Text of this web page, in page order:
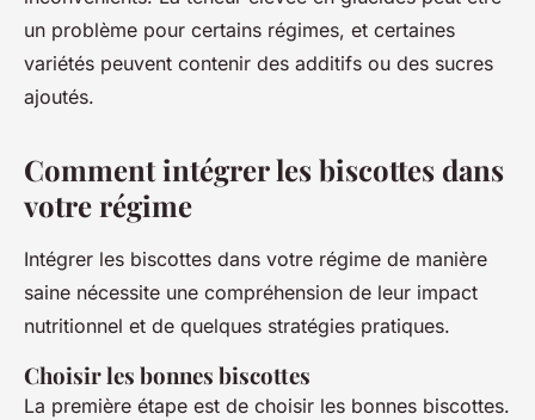
un problème pour certains régimes, et certaines
variétés peuvent contenir des additifs ou des sucres
ajoutés.
Comment intégrer les biscottes dans
votre régime
Intégrer les biscottes dans votre régime de manière
saine nécessite une compréhension de leur impact
nutritionnel et de quelques stratégies pratiques.
Choisir les bonnes biscottes
La première étape est de choisir les bonnes biscottes.